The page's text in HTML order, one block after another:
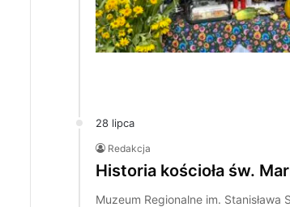
28 lipca
Redakcja
Historia kościoła św.
Muzeum Regionalne im.